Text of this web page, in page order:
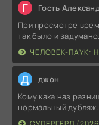
Г Гость
При просмотре
так было и
ЧЕЛОВЕК-ПАУК:
Д джон
Кому кака наз
нормальный дубляж.